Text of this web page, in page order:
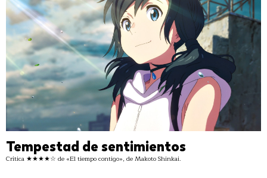
Tempestad de sentimientos
Crítica ★★★★☆ de «El tiempo contigo», de Makoto Shinkai.